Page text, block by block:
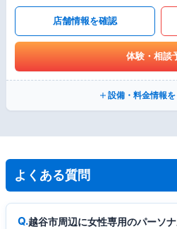
店舗情報を確認
体験・相談
設備・料金情報
よくある質問
越谷市周辺に女性専用のパーソ